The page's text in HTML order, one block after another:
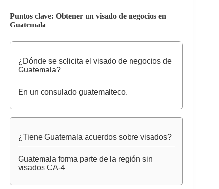
Puntos clave: Obtener un visado de negocios en
Guatemala
¿Dónde se solicita el visado de negocios de
Guatemala?
En un consulado guatemalteco.
¿Tiene Guatemala acuerdos sobre visados?
Guatemala forma parte de la región sin
visados CA-4.